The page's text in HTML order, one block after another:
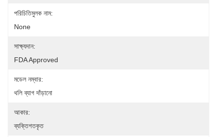
পরিচিতিমুলক নাম:
None
সাক্ষ্যদান:
FDA Approved
মডেল নম্বার:
থলি ব্যাগ দাঁড়ানো
আকার:
ব্যক্তিগতকৃত